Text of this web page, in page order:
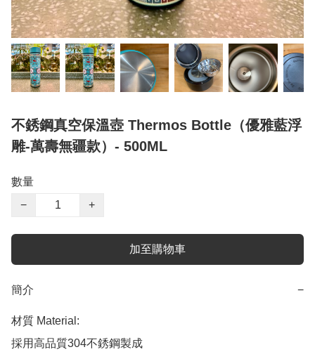
不銹鋼真空保溫壺 Thermos Bottle（優雅藍浮
雕-萬壽無疆款）- 500ML
數量
−
+
加至購物車
簡介 −
材質 Material:
採用高品質304不銹鋼製成